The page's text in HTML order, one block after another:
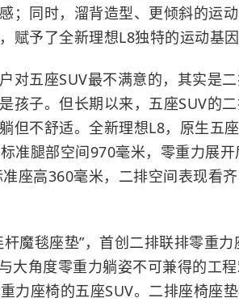
；同时，溜背造型、更倾斜的运
赋予了全新理想L8独特的运动基因
对五座SUV最不满意的，其实是二
孩子。但长期以来，五座SUV的
不舒适。全新理想L8，原生五
准腿部空间970毫米，零重力展
座高360毫米，二排空间表现看
魔毯座垫”，首创二排联排零重
大角度零重力躺姿不可兼得的工
力座椅的五座SUV。二排座椅座垫